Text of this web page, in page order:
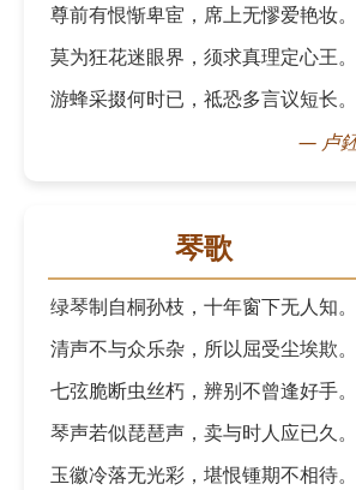
尊前有恨惭卑宦，席上无憀爱艳妆。
莫为狂花迷眼界，须求真理定心王。
游蜂采掇何时已，祗恐多言议短长。
— 卢
琴歌
绿琴制自桐孙枝，十年窗下无人知。
清声不与众乐杂，所以屈受尘埃欺。
七弦脆断虫丝朽，辨别不曾逢好手。
琴声若似琵琶声，卖与时人应已久。
玉徽冷落无光彩，堪恨锺期不相待。